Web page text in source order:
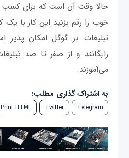
حالا وقت آن است که برای کسب
خوب را رقم بزنید این کار با
تبلیغات در گوگل امکان پذیر
رایگانند و از صفر تا صد
می‌آموزند.
به اشتراک گذاری مطلب:
Telegram
Twitter
Print HTML